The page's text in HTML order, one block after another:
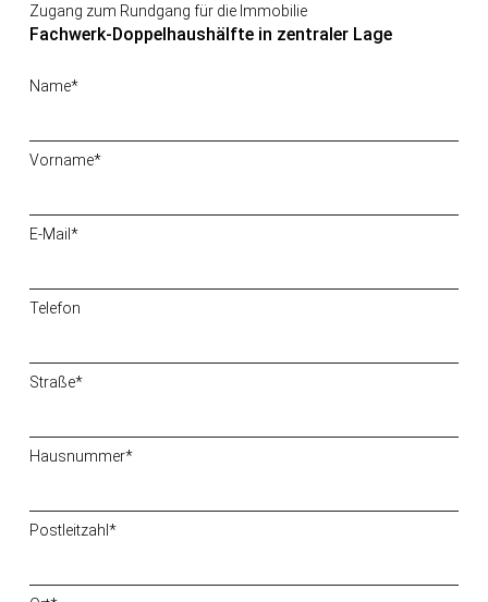
Zugang zum Rundgang für die Immobilie
Fachwerk-Doppelhaushälfte in zentraler Lage
Name*
Vorname*
E-Mail*
Telefon
Straße*
Hausnummer*
Postleitzahl*